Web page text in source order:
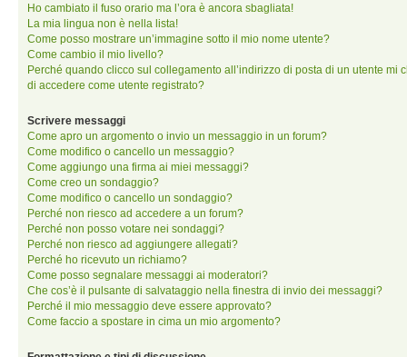
Ho cambiato il fuso orario ma l’ora è ancora sbagliata!
La mia lingua non è nella lista!
Come posso mostrare un’immagine sotto il mio nome utente?
Come cambio il mio livello?
Perché quando clicco sul collegamento all’indirizzo di posta di un utente mi
di accedere come utente registrato?
Scrivere messaggi
Come apro un argomento o invio un messaggio in un forum?
Come modifico o cancello un messaggio?
Come aggiungo una firma ai miei messaggi?
Come creo un sondaggio?
Come modifico o cancello un sondaggio?
Perché non riesco ad accedere a un forum?
Perché non posso votare nei sondaggi?
Perché non riesco ad aggiungere allegati?
Perché ho ricevuto un richiamo?
Come posso segnalare messaggi ai moderatori?
Che cos’è il pulsante di salvataggio nella finestra di invio dei messaggi?
Perché il mio messaggio deve essere approvato?
Come faccio a spostare in cima un mio argomento?